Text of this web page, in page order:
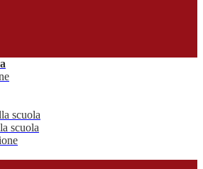
scuola
scuola